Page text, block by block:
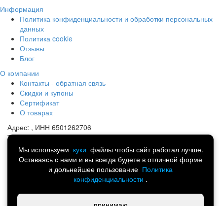
Информация
Политика конфиденциальности и обработки персональных
данных
Политика cookie
Отзывы
Блог
О компании
Контакты - обратная связь
Скидки и купоны
Сертификат
О товарах
Адрес: , ИНН 6501262706
Телефон:8 (914) 741-13-44
Почта: portmart@yandex.ru
Мы используем куки файлы чтобы сайт работал лучше.
Оставаясь с нами и вы всегда будете в отличной форме
и дольнейшее пользование Политика
конфиденциальности .
Спортивная одежда, обувь и аксессуары.
Интернет-магазин товаров для всей семьи 2014-2026